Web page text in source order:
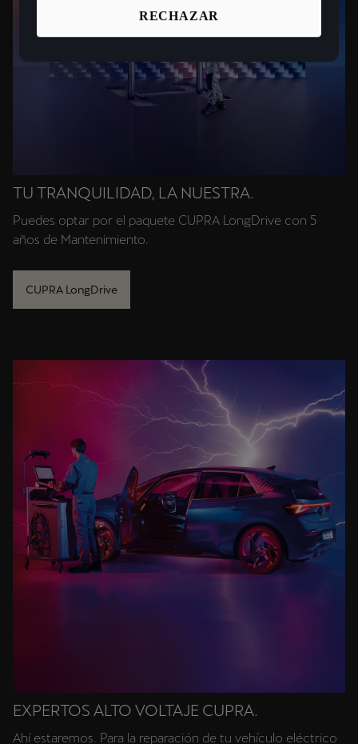
TU TRANQUILIDAD, LA NUESTRA.
Puedes optar por el paquete CUPRA LongDrive con 5
años de Mantenimiento.
CUPRA LongDrive
EXPERTOS ALTO VOLTAJE CUPRA.
Ahí estaremos. Para la reparación de tu vehículo eléctrico
RECHAZAR